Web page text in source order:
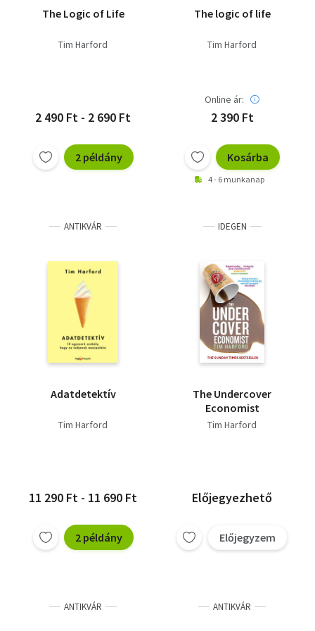
The Logic of Life
Tim Harford
2 490 Ft - 2 690 Ft
2 példány
The logic of life
Tim Harford
Online ár:
2 390 Ft
Kosárba
4 - 6 munkanap
ANTIKVÁR
Adatdetektív
Tim Harford
11 290 Ft - 11 690 Ft
2 példány
IDEGEN
The Undercover
Economist
Tim Harford
Előjegyezhető
Előjegyzem
ANTIKVÁR ANTIKVÁR